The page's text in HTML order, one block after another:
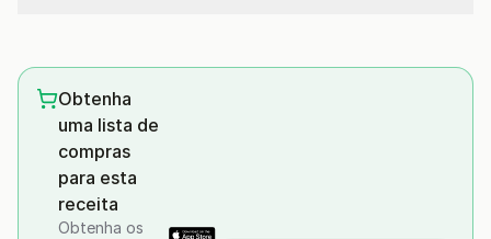
Obtenha
uma lista de
compras
para esta
receita
Obtenha os